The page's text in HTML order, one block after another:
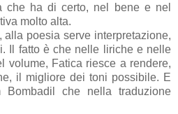
che ha di certo, nel bene e nel
molto alta.
poesia serve interpretazione,
Il fatto è che nelle liriche e nelle
volume, Fatica riesce a rendere,
il migliore dei toni possibile. E
che nella traduzione